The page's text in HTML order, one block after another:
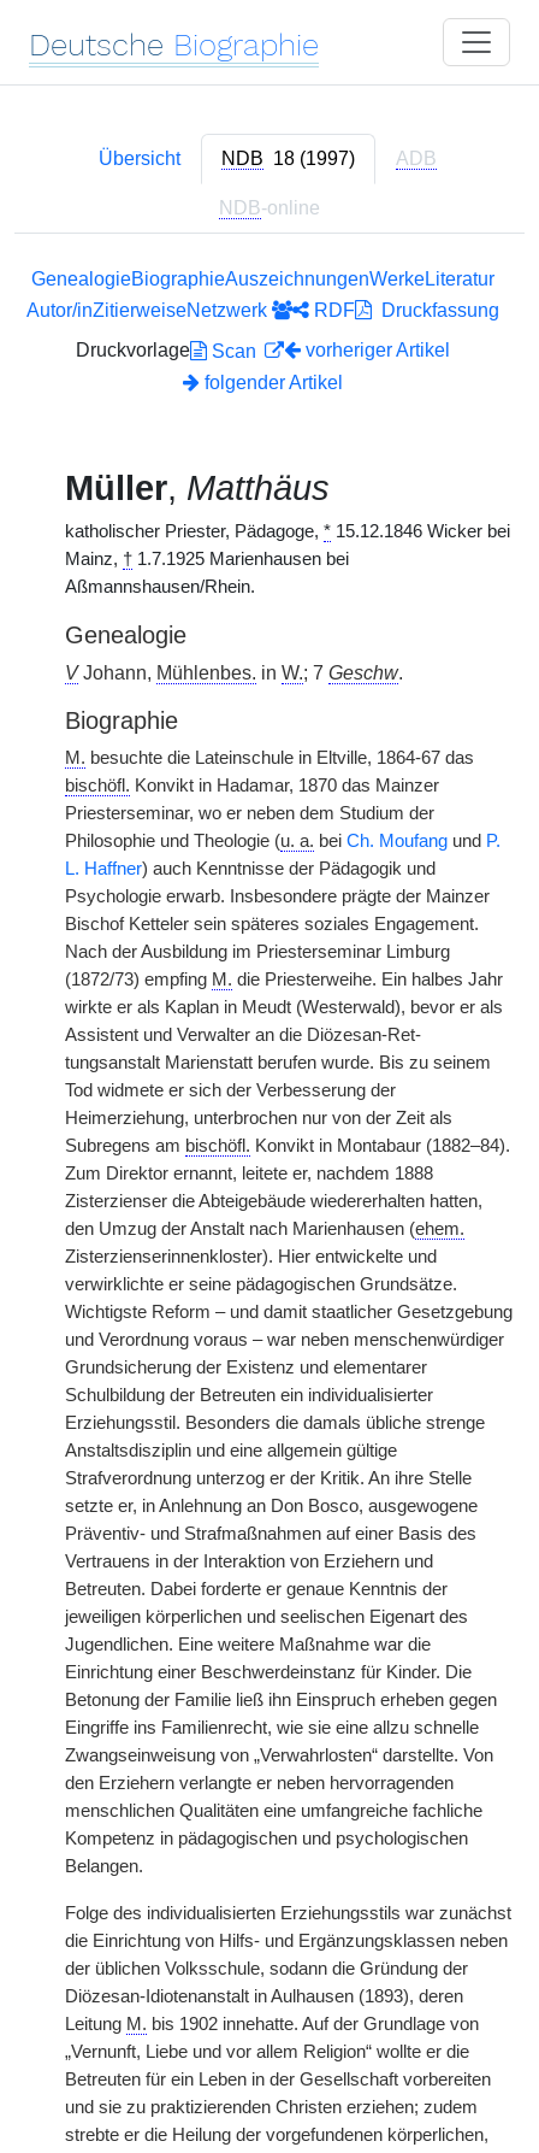
Deutsche Biographie
Übersicht NDB 18 (1997) ADB
NDB-online
GenealogieBiographieAuszeichnungenWerkeLiteratur
Autor/inZitierweiseNetzwerk RDF
Druckfassung
Druckvorlage
Scan
vorheriger Artikel
folgender Artikel
Müller, Matthäus
katholischer Priester, Pädagoge, * 15.12.1846 Wicker bei
Mainz, † 1.7.1925 Marienhausen bei
Aßmannshausen/Rhein.
Genealogie
VJohann, Mühlenbes. in W.; 7 Geschw.
Biographie
M. besuchte die Lateinschule in Eltville, 1864-67 das
bischöfl. Konvikt in Hadamar, 1870 das Mainzer
Priesterseminar, wo er neben dem Studium der
Philosophie und Theologie (u. a. bei Ch. Moufang und P.
L. Haffner) auch Kenntnisse der Pädagogik und
Psychologie erwarb. Insbesondere prägte der Mainzer
Bischof Ketteler sein späteres soziales Engagement.
Nach der Ausbildung im Priesterseminar Limburg
(1872/73) empfing M. die Priesterweihe. Ein halbes Jahr
wirkte er als Kaplan in Meudt (Westerwald), bevor er als
Assistent und Verwalter an die Diözesan-Ret-
tungsanstalt Marienstatt berufen wurde. Bis zu seinem
Tod widmete er sich der Verbesserung der
Heimerziehung, unterbrochen nur von der Zeit als
Subregens am bischöfl. Konvikt in Montabaur (1882–84).
Zum Direktor ernannt, leitete er, nachdem 1888
Zisterzienser die Abteigebäude wiedererhalten hatten,
den Umzug der Anstalt nach Marienhausen (ehem.
Zisterzienserinnenkloster). Hier entwickelte und
verwirklichte er seine pädagogischen Grundsätze.
Wichtigste Reform – und damit staatlicher Gesetzgebung
und Verordnung voraus – war neben menschenwürdiger
Grundsicherung der Existenz und elementarer
Schulbildung der Betreuten ein individualisierter
Erziehungsstil. Besonders die damals übliche strenge
Anstaltsdisziplin und eine allgemein gültige
Strafverordnung unterzog er der Kritik. An ihre Stelle
setzte er, in Anlehnung an Don Bosco, ausgewogene
Präventiv- und Strafmaßnahmen auf einer Basis des
Vertrauens in der Interaktion von Erziehern und
Betreuten. Dabei forderte er genaue Kenntnis der
jeweiligen körperlichen und seelischen Eigenart des
Jugendlichen. Eine weitere Maßnahme war die
Einrichtung einer Beschwerdeinstanz für Kinder. Die
Betonung der Familie ließ ihn Einspruch erheben gegen
Eingriffe ins Familienrecht, wie sie eine allzu schnelle
Zwangseinweisung von „Verwahrlosten“ darstellte. Von
den Erziehern verlangte er neben hervorragenden
menschlichen Qualitäten eine umfangreiche fachliche
Kompetenz in pädagogischen und psychologischen
Belangen.
Folge des individualisierten Erziehungsstils war zunächst
die Einrichtung von Hilfs- und Ergänzungsklassen neben
der üblichen Volksschule, sodann die Gründung der
Diözesan-Idiotenanstalt in Aulhausen (1893), deren
Leitung M. bis 1902 innehatte. Auf der Grundlage von
„Vernunft, Liebe und vor allem Religion“ wollte er die
Betreuten für ein Leben in der Gesellschaft vorbereiten
und sie zu praktizierenden Christen erziehen; zudem
strebte er die Heilung der vorgefundenen körperlichen,